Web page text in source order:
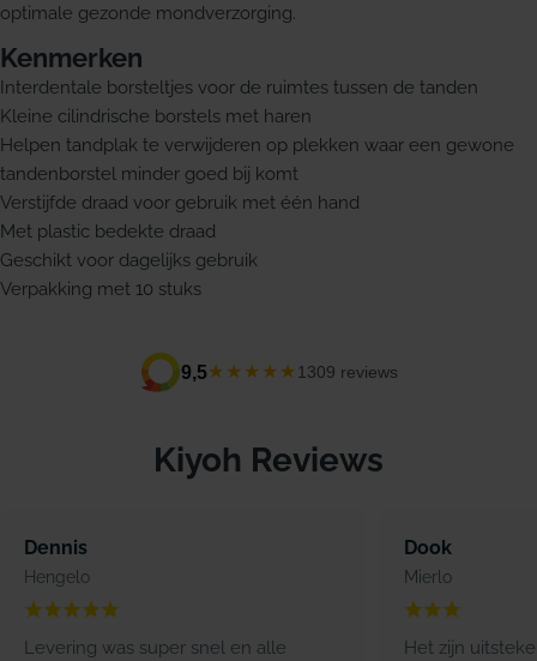
optimale gezonde mondverzorging.
Kenmerken
Interdentale borsteltjes voor de ruimtes tussen de tanden
Kleine cilindrische borstels met haren
Helpen tandplak te verwijderen op plekken waar een gewone
tandenborstel minder goed bij komt
Verstijfde draad voor gebruik met één hand
Met plastic bedekte draad
Geschikt voor dagelijks gebruik
Verpakking met 10 stuks
9,5★★★★★ 1309 reviews
Kiyoh Reviews
Dennis
Hengelo
Levering was super snel en alle
Dook
Mierlo
Het zijn